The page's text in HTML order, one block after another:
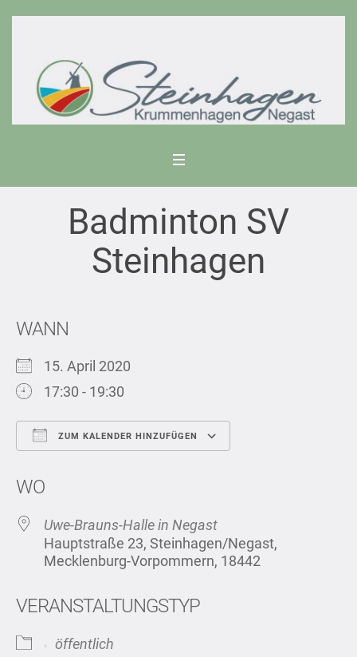
Badminton SV
Steinhagen
WANN
15. April 2020
17:30 - 19:30
ZUM KALENDER HINZUFÜGEN
WO
Uwe-Brauns-Halle in Negast
Hauptstraße 23, Steinhagen/Negast,
Mecklenburg-Vorpommern, 18442
VERANSTALTUNGSTYP
öffentlich